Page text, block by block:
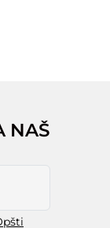
NAŠ